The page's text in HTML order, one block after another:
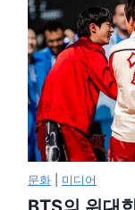
문화 미디어